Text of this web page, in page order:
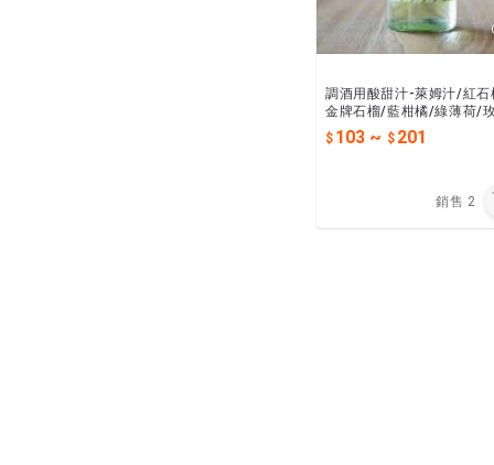
調酒用酸甜汁-萊姆汁/紅
金牌石榴/藍柑橘/綠薄荷/
瑰/原味糖漿/杏仁露/費勒
調酒調味調色必備
103 ~ 201
銷售 2